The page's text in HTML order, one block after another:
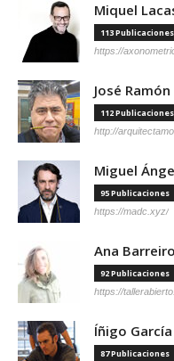
Miquel
113 Publicaciones
https://
José
112 Publicaciones
http://
Miguel
95 Publicaciones
https://madc.xyz/
Ana
92 Publicaciones
https://
Íñigo
87 Publicaciones